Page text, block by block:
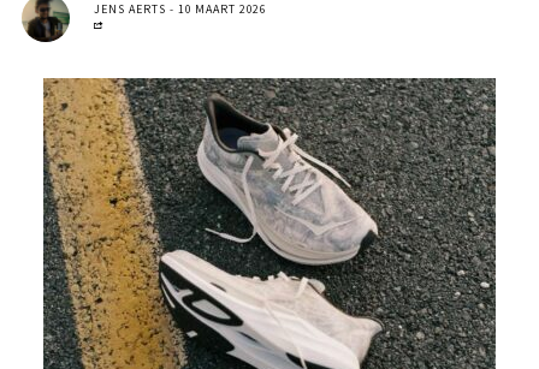
JENS AERTS 10 MAART 2026